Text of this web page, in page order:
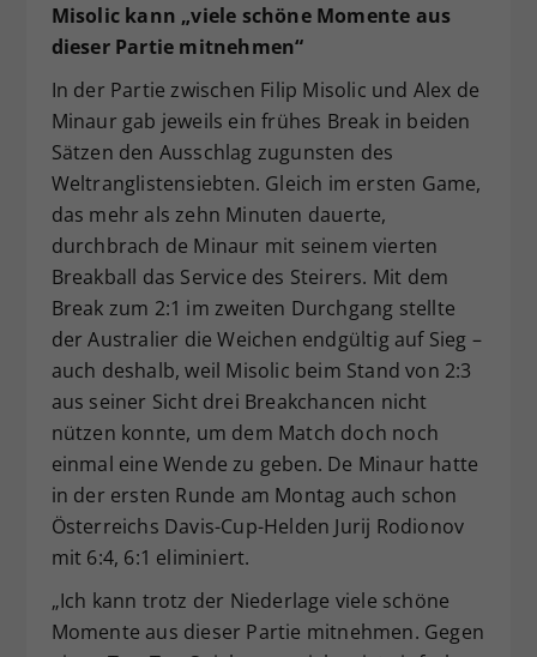
Misolic kann „viele schöne Momente aus
dieser Partie mitnehmen“
In der Partie zwischen Filip Misolic und Alex de
Minaur gab jeweils ein frühes Break in beiden
Sätzen den Ausschlag zugunsten des
Weltranglistensiebten. Gleich im ersten Game,
das mehr als zehn Minuten dauerte,
durchbrach de Minaur mit seinem vierten
Breakball das Service des Steirers. Mit dem
Break zum 2:1 im zweiten Durchgang stellte
der Australier die Weichen endgültig auf Sieg –
auch deshalb, weil Misolic beim Stand von 2:3
aus seiner Sicht drei Breakchancen nicht
nützen konnte, um dem Match doch noch
einmal eine Wende zu geben. De Minaur hatte
in der ersten Runde am Montag auch schon
Österreichs Davis-Cup-Helden Jurij Rodionov
mit 6:4, 6:1 eliminiert.
„Ich kann trotz der Niederlage viele schöne
Momente aus dieser Partie mitnehmen. Gegen